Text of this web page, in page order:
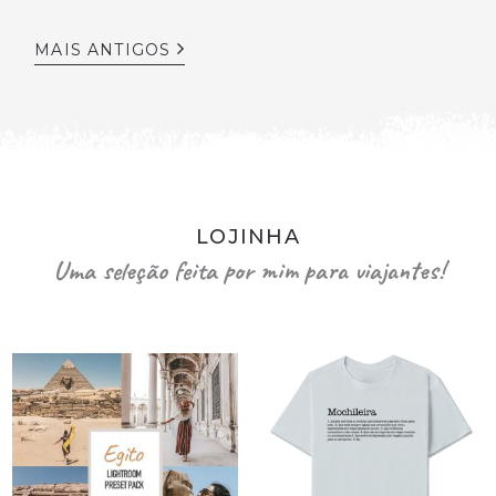
MAIS ANTIGOS
LOJINHA
Uma seleção feita por mim para viajantes!